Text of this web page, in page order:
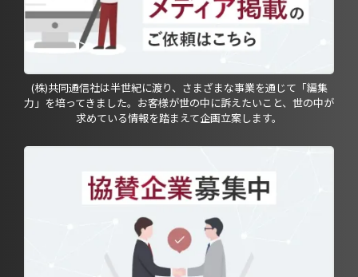
(株)共同通信社は半世紀に渡り、さまざまな事業を通じて「編集
力」を培ってきました。お客様が世の中に訴えたいこと、世の中が
求めている情報を踏まえて企画立案します。